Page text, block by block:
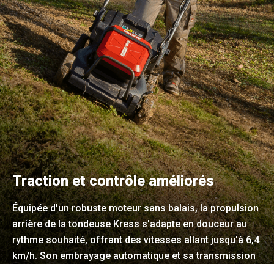
Traction et contrôle améliorés
Équipée d'un robuste moteur sans balais, la propulsion
arrière de la tondeuse Kress s'adapte en douceur au
rythme souhaité, offrant des vitesses allant jusqu'à 6,4
km/h. Son embrayage automatique et sa transmission